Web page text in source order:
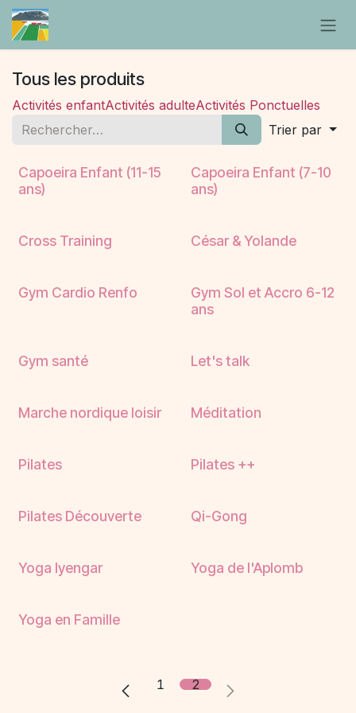
Se rendre au contenu
Tous les produits
Activités enfantActivités adulteActivités Ponctuelles
Trier par
Capoeira Enfant (11-15
ans)
Capoeira Enfant (7-10
ans)
Nouveau !
Cross Training César & Yolande
Gym Cardio Renfo Nouveau !
Gym Sol et Accro 6-12
ans
Nouveau !
Gym santé Let's talk
Nouveau !
Marche nordique loisir Méditation
Nouveau !
Pilates Nouveau !
Pilates ++
Nouveau !
Pilates Découverte Qi-Gong
Yoga Iyengar Yoga de l'Aplomb
Nouveau !
Yoga en Famille
1 2